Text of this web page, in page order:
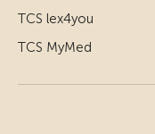
TCS lex4you
TCS MyMed